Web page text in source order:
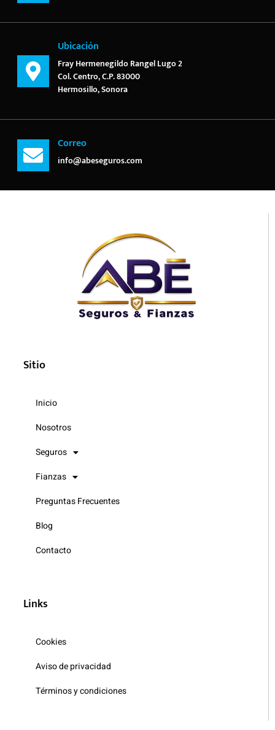
Ubicación
Fray Hermenegildo Rangel Lugo 2
Col. Centro, C.P. 83000
Hermosillo, Sonora
Correo
info@abeseguros.com
Sitio
Inicio
Nosotros
Seguros
Fianzas
Preguntas Frecuentes
Blog
Contacto
Links
Cookies
Aviso de privacidad
Términos y condiciones